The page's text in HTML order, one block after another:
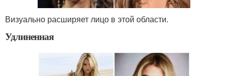
Визуально расширяет лицо в этой области.
Удлиненная